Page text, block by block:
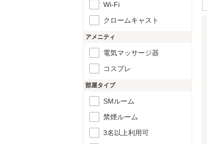
Wi-Fi
クロームキャスト
アメニティ
電気マッサージ器
コスプレ
部屋タイプ
SMルーム
禁煙ルーム
3名以上利用可